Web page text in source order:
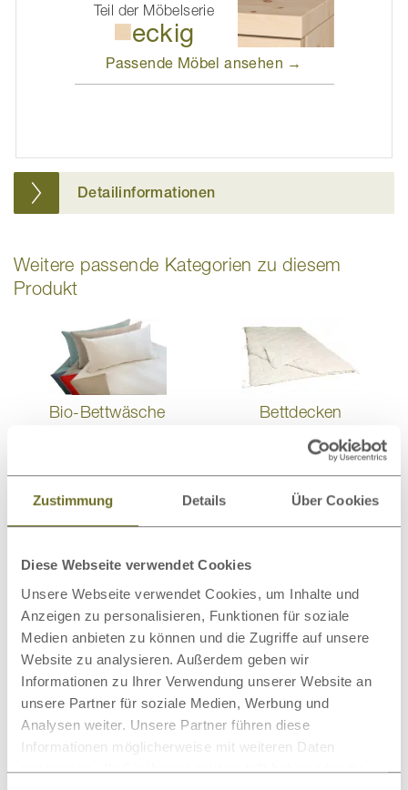
Zustimmung Details Über Cookies
Diese Webseite verwendet Cookies
Unsere Webseite verwendet Cookies, um Inhalte und
Anzeigen zu personalisieren, Funktionen für soziale
Medien anbieten zu können und die Zugriffe auf unsere
Website zu analysieren. Außerdem geben wir
Informationen zu Ihrer Verwendung unserer Website an
unsere Partner für soziale Medien, Werbung und
Analysen weiter. Unsere Partner führen diese
Informationen möglicherweise mit weiteren Daten
zusammen, die Sie ihnen bereitgestellt haben oder die
Teil der Möbelserie
eckig
Passende Möbelansehen →
Detailinformationen
Weitere passende Kategorien zu diesem
Produkt
Bio-Bettwäsche Bettdecken
Beimöbel Wolldecken
Dieses Produkt bewerten